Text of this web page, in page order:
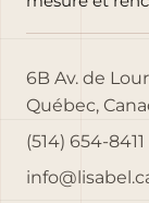
6B Av. de
Québec,
(514) 654-8411